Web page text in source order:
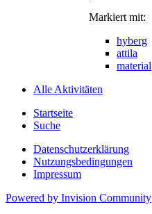
Markiert mit:
hyberg
attila
material
Alle Aktivitäten
Startseite
Suche
Datenschutzerklärung
Nutzungsbedingungen
Impressum
Powered by Invision Community